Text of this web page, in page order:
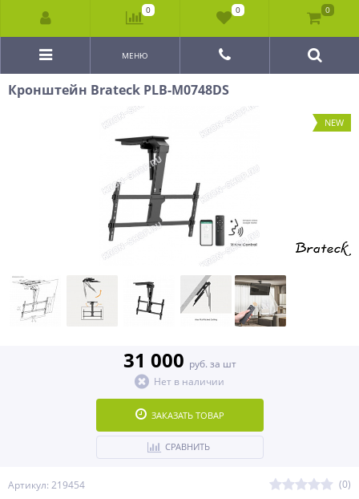
МЕНЮ
Кронштейн Brateck PLB-M0748DS
NEW
Артикул: 219454 (0)
31 000 руб. за шт
Нет в наличии
ЗАКАЗАТЬ ТОВАР
СРАВНИТЬ
0 0 0